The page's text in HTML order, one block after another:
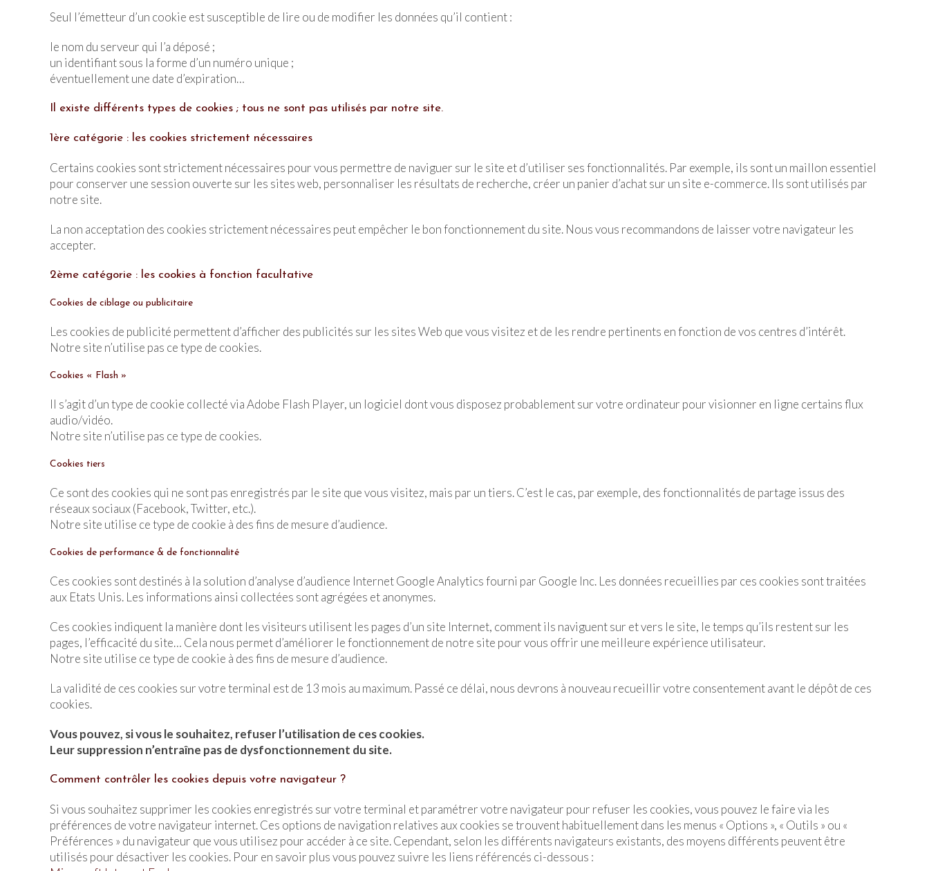
Seul l’émetteur d’un cookie est susceptible de lire ou de modifier les données qu’il contient :
le nom du serveur qui l’a déposé ;
un identifiant sous la forme d’un numéro unique ;
éventuellement une date d’expiration…
Il existe différents types de cookies ; tous ne sont pas utilisés par notre site.
1ère catégorie : les cookies strictement nécessaires
Certains cookies sont strictement nécessaires pour vous permettre de naviguer sur le site et d’utiliser ses fonctionnalités. Par exemple, ils sont un maillon essentiel
pour conserver une session ouverte sur les sites web, personnaliser les résultats de recherche, créer un panier d’achat sur un site e-commerce. Ils sont utilisés par
notre site.
La non acceptation des cookies strictement nécessaires peut empêcher le bon fonctionnement du site. Nous vous recommandons de laisser votre navigateur les
accepter.
2ème catégorie : les cookies à fonction facultative
Cookies de ciblage ou publicitaire
Les cookies de publicité permettent d’afficher des publicités sur les sites Web que vous visitez et de les rendre pertinents en fonction de vos centres d’intérêt.
Notre site n’utilise pas ce type de cookies.
Cookies « Flash »
Il s’agit d’un type de cookie collecté via Adobe Flash Player, un logiciel dont vous disposez probablement sur votre ordinateur pour visionner en ligne certains flux
audio/vidéo.
Notre site n’utilise pas ce type de cookies.
Cookies tiers
Ce sont des cookies qui ne sont pas enregistrés par le site que vous visitez, mais par un tiers. C’est le cas, par exemple, des fonctionnalités de partage issus des
réseaux sociaux (Facebook, Twitter, etc.).
Notre site utilise ce type de cookie à des fins de mesure d’audience.
Cookies de performance & de fonctionnalité
Ces cookies sont destinés à la solution d’analyse d’audience Internet Google Analytics fourni par Google Inc. Les données recueillies par ces cookies sont traitées
aux Etats Unis. Les informations ainsi collectées sont agrégées et anonymes.
Ces cookies indiquent la manière dont les visiteurs utilisent les pages d’un site Internet, comment ils naviguent sur et vers le site, le temps qu’ils restent sur les
pages, l’efficacité du site… Cela nous permet d’améliorer le fonctionnement de notre site pour vous offrir une meilleure expérience utilisateur.
Notre site utilise ce type de cookie à des fins de mesure d’audience.
La validité de ces cookies sur votre terminal est de 13 mois au maximum. Passé ce délai, nous devrons à nouveau recueillir votre consentement avant le dépôt de ces
cookies.
Vous pouvez, si vous le souhaitez, refuser l’utilisation de ces cookies.
Leur suppression n’entraîne pas de dysfonctionnement du site.
Comment contrôler les cookies depuis votre navigateur ?
Si vous souhaitez supprimer les cookies enregistrés sur votre terminal et paramétrer votre navigateur pour refuser les cookies, vous pouvez le faire via les
préférences de votre navigateur internet. Ces options de navigation relatives aux cookies se trouvent habituellement dans les menus « Options », « Outils » ou «
Préférences » du navigateur que vous utilisez pour accéder à ce site. Cependant, selon les différents navigateurs existants, des moyens différents peuvent être
utilisés pour désactiver les cookies. Pour en savoir plus vous pouvez suivre les liens référencés ci-dessous :